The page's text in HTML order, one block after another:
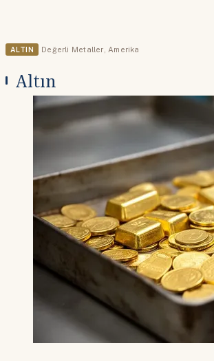
ALTIN Değerli Metaller Amerika
Altın